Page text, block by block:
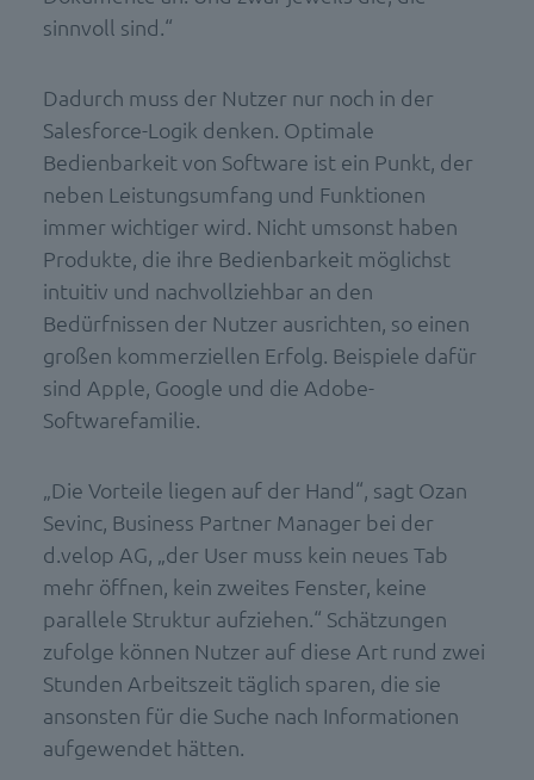
sinnvoll sind.“
Dadurch muss der Nutzer nur noch in der
Salesforce-Logik denken. Optimale
Bedienbarkeit von Software ist ein Punkt, der
neben Leistungsumfang und Funktionen
immer wichtiger wird. Nicht umsonst haben
Produkte, die ihre Bedienbarkeit möglichst
intuitiv und nachvollziehbar an den
Bedürfnissen der Nutzer ausrichten, so einen
großen kommerziellen Erfolg. Beispiele dafür
sind Apple, Google und die Adobe-
Softwarefamilie.
„Die Vorteile liegen auf der Hand“, sagt Ozan
Sevinc, Business Partner Manager bei der
d.velop AG, „der User muss kein neues Tab
mehr öffnen, kein zweites Fenster, keine
parallele Struktur aufziehen.“ Schätzungen
zufolge können Nutzer auf diese Art rund zwei
Stunden Arbeitszeit täglich sparen, die sie
ansonsten für die Suche nach Informationen
aufgewendet hätten.